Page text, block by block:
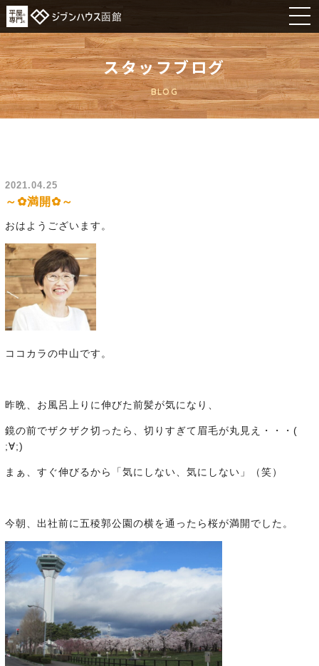
スタッフブログ
BLOG
2021.04.25
～✿満開✿～
おはようございます。
ココカラの中山です。
昨晩、お風呂上りに伸びた前髪が気になり、
鏡の前でザクザク切ったら、切りすぎて眉毛が丸見え・・・(
;∀;)
まぁ、すぐ伸びるから「気にしない、気にしない」（笑）
今朝、出社前に五稜郭公園の横を通ったら桜が満開でした。